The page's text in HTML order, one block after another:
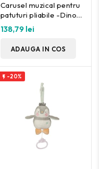
Carusel muzical pentru
patuturi pliabile -Dino
Fillikid
138,79 lei
ADAUGA IN COS
 -20%